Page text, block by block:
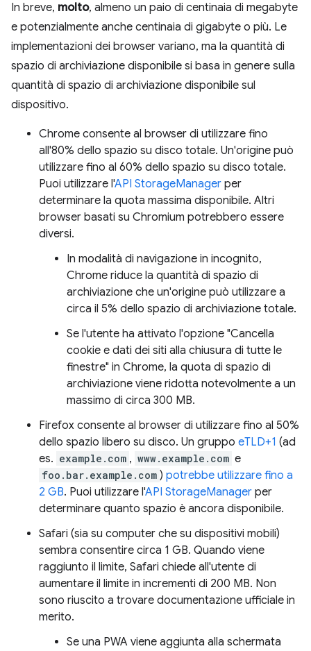
In breve, molto, almeno un paio di centinaia di megabyte
e potenzialmente anche centinaia di gigabyte o più. Le
implementazioni dei browser variano, ma la quantità di
spazio di archiviazione disponibile si basa in genere sulla
quantità di spazio di archiviazione disponibile sul
dispositivo.
Chrome consente al browser di utilizzare fino
all'80% dello spazio su disco totale. Un'origine può
utilizzare fino al 60% dello spazio su disco totale.
Puoi utilizzare l'API StorageManager per
determinare la quota massima disponibile. Altri
browser basati su Chromium potrebbero essere
diversi.
In modalità di navigazione in incognito,
Chrome riduce la quantità di spazio di
archiviazione che un'origine può utilizzare a
circa il 5% dello spazio di archiviazione totale.
Se l'utente ha attivato l'opzione "Cancella
cookie e dati dei siti alla chiusura di tutte le
finestre" in Chrome, la quota di spazio di
archiviazione viene ridotta notevolmente a un
massimo di circa 300 MB.
Firefox consente al browser di utilizzare fino al 50%
dello spazio libero su disco. Un gruppo eTLD+1 (ad
es. example.com , www.example.com e
foo.bar.example.com ) potrebbe utilizzare fino a
2 GB. Puoi utilizzare l'API StorageManager per
determinare quanto spazio è ancora disponibile.
Safari (sia su computer che su dispositivi mobili)
sembra consentire circa 1 GB. Quando viene
raggiunto il limite, Safari chiede all'utente di
aumentare il limite in incrementi di 200 MB. Non
sono riuscito a trovare documentazione ufficiale in
merito.
Se una PWA viene aggiunta alla schermata